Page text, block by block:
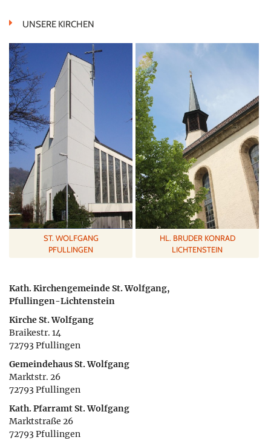
UNSERE KIRCHEN
ST. WOLFGANG
PFULLINGEN
HL. BRUDER KONRAD
LICHTENSTEIN
Kath. Kirchengemeinde St. Wolfgang,
Pfullingen-Lichtenstein
Kirche St. Wolfgang
Braikestr. 14
72793 Pfullingen
Gemeindehaus St. Wolfgang
Marktstr. 26
72793 Pfullingen
Kath. Pfarramt St. Wolfgang
Marktstraße 26
72793 Pfullingen